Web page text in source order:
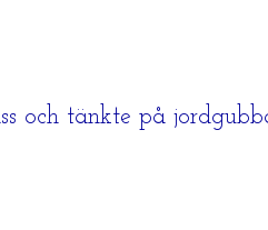
och tänkte på